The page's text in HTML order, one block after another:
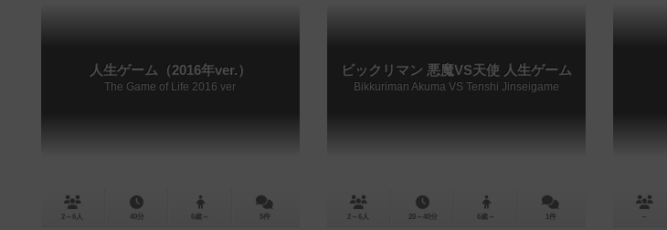
人生ゲーム（2016年ver.）
The Game of Life 2016 ver
2～6人 40分 6歳～ 5件
ビックリマン 悪魔VS天使 人生ゲーム
Bikkuriman Akuma VS Tenshi Jinseigame
2～6人 20～40分 6歳～ 1件 －